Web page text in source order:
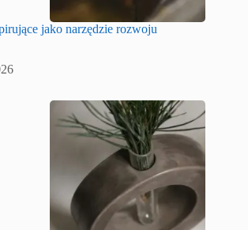
jako narzędzie rozwoju